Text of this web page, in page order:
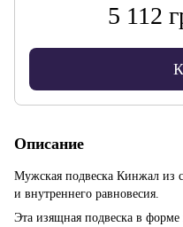
5 112
Описание
Мужская подвеска Кинжал из
и внутреннего равновесия.
Эта изящная подвеска в форме